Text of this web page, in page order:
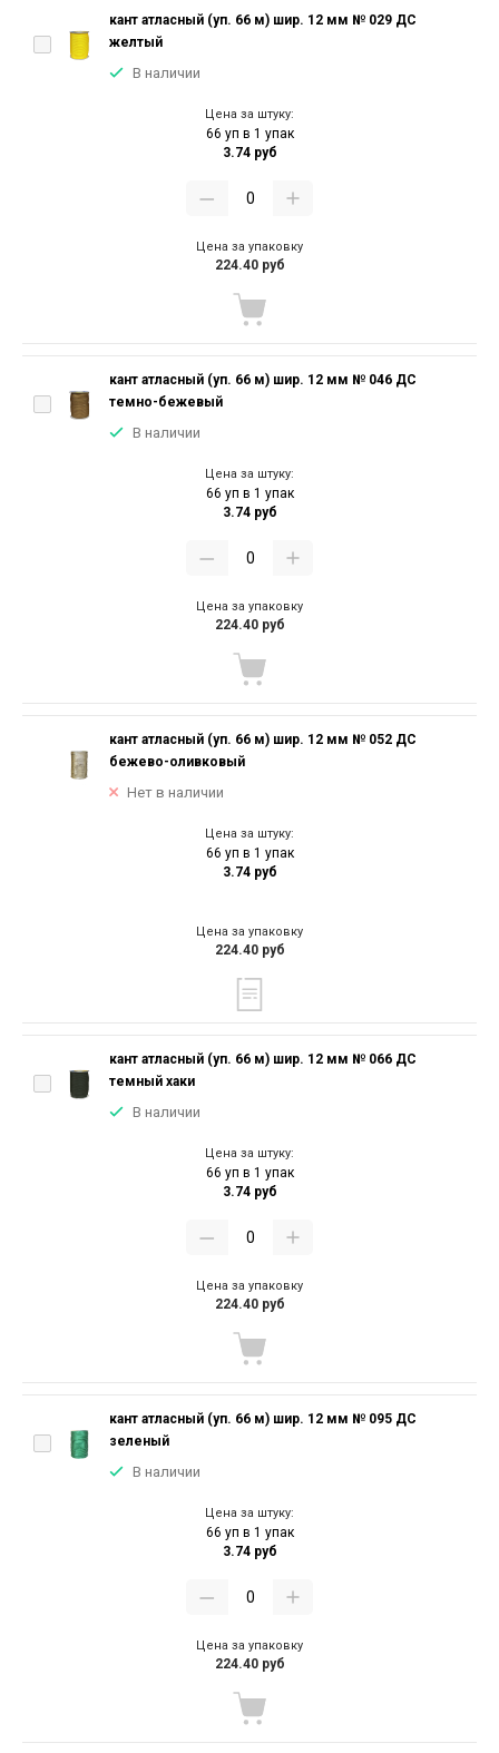
кант атласный (уп. 66 м) шир. 12 мм № 029 ДС
желтый
В наличии
Цена за штуку:
66 уп в 1 упак
3.74 руб
Цена за упаковку
224.40 руб
кант атласный (уп. 66 м) шир. 12 мм № 046 ДС
темно-бежевый
В наличии
Цена за штуку:
66 уп в 1 упак
3.74 руб
Цена за упаковку
224.40 руб
кант атласный (уп. 66 м) шир. 12 мм № 052 ДС
бежево-оливковый
Нет в наличии
Цена за штуку:
66 уп в 1 упак
3.74 руб
Цена за упаковку
224.40 руб
кант атласный (уп. 66 м) шир. 12 мм № 066 ДС
темный хаки
В наличии
Цена за штуку:
66 уп в 1 упак
3.74 руб
Цена за упаковку
224.40 руб
кант атласный (уп. 66 м) шир. 12 мм № 095 ДС
зеленый
В наличии
Цена за штуку:
66 уп в 1 упак
3.74 руб
Цена за упаковку
224.40 руб